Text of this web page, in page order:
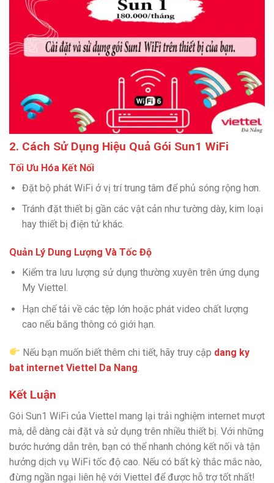
2. Cách Sử Dụng Hiệu Quả Gói Sun1 WiFi
Tối Ưu Hóa Kết Nối
Đặt bộ phát WiFi ở vị trí trung tâm để phủ sóng rộng hơn.
Tránh đặt thiết bị gần các vật cản như tường dày, kim loại
hay thiết bị điện tử khác.
Quản Lý Dung Lượng Và Tốc Độ
Kiểm tra lưu lượng sử dụng thường xuyên trên ứng dụng
My Viettel.
Hạn chế tải về các tệp lớn hoặc phát video chất lượng
cao nếu băng thông có giới hạn.
Nếu bạn muốn biết thêm chi tiết, hãy truy cập dang ky
bat internet Viettel Da Nang
Kết Luận
Gói Sun1 WiFi của Viettel mang lại trải nghiệm internet mượt
mà, dễ dàng cài đặt và sử dụng trên nhiều thiết bị. Với những
bước hướng dẫn trên, bạn có thể nhanh chóng kết nối và tận
hưởng dịch vụ WiFi tốc độ cao. Nếu có bất kỳ thắc mắc nào,
đừng ngần ngại liên hệ với Viettel để được hỗ trợ tốt nhất!